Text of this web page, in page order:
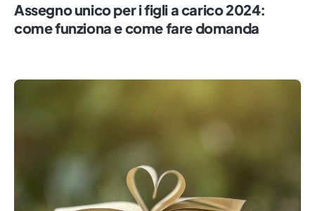
Assegno unico per i figli a carico 2024:
come funziona e come fare domanda